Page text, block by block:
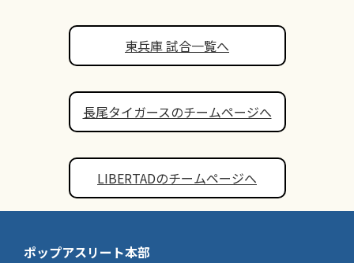
東兵庫 試合一覧へ
長尾タイガースのチームページへ
LIBERTADのチームページへ
ポップアスリート本部